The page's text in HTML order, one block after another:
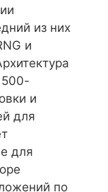
из них
и
500-
и
для
для
по